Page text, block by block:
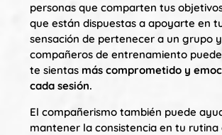
personas que comparten tus
que están dispuestas a apoyarte en
sensación de pertenecer a un grupo
compañeros de entrenamiento
te sientas más comprometido y
cada sesión.
El compañerismo también puede
mantener la consistencia en tu rutina